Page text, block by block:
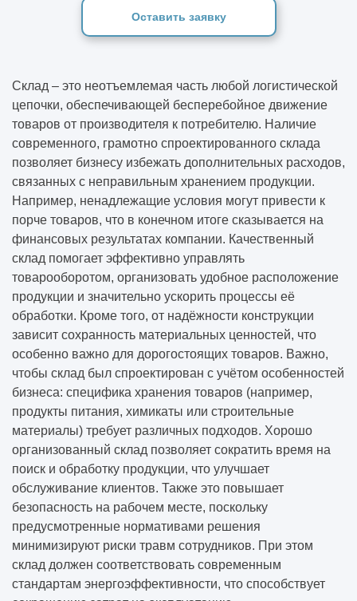
Оставить заявку
Склад – это неотъемлемая часть любой логистической
цепочки, обеспечивающей бесперебойное движение
товаров от производителя к потребителю. Наличие
современного, грамотно спроектированного склада
позволяет бизнесу избежать дополнительных расходов,
связанных с неправильным хранением продукции.
Например, ненадлежащие условия могут привести к
порче товаров, что в конечном итоге сказывается на
финансовых результатах компании. Качественный
склад помогает эффективно управлять
товарооборотом, организовать удобное расположение
продукции и значительно ускорить процессы её
обработки. Кроме того, от надёжности конструкции
зависит сохранность материальных ценностей, что
особенно важно для дорогостоящих товаров. Важно,
чтобы склад был спроектирован с учётом особенностей
бизнеса: специфика хранения товаров (например,
продукты питания, химикаты или строительные
материалы) требует различных подходов. Хорошо
организованный склад позволяет сократить время на
поиск и обработку продукции, что улучшает
обслуживание клиентов. Также это повышает
безопасность на рабочем месте, поскольку
предусмотренные нормативами решения
минимизируют риски травм сотрудников. При этом
склад должен соответствовать современным
стандартам энергоэффективности, что способствует